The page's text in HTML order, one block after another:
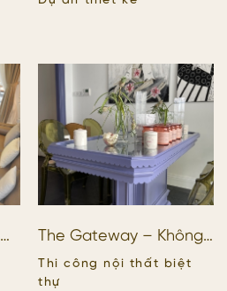
Chất Tinh Tế
The Gateway – Không
gian của sắc màu và
cảm xúc
Thi công nội thất biệt
thự